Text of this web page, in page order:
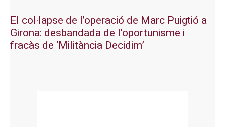
El col·lapse de l’operació de Marc Puigtió a
Girona: desbandada de l’oportunisme i
fracàs de ‘Militància Decidim’